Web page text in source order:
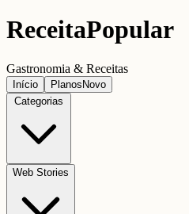
ReceitaPopular
Gastronomia & Receitas
Início Planos Novo
Categorias
Web Stories